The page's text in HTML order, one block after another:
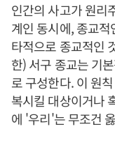
인간의 사고가 원리
계인 동시에, 종교
타적으로 종교적인
한) 서구 종교는 기
로 구성한다. 이 원
복시킬 대상이거나
에 '우리'는 무조건